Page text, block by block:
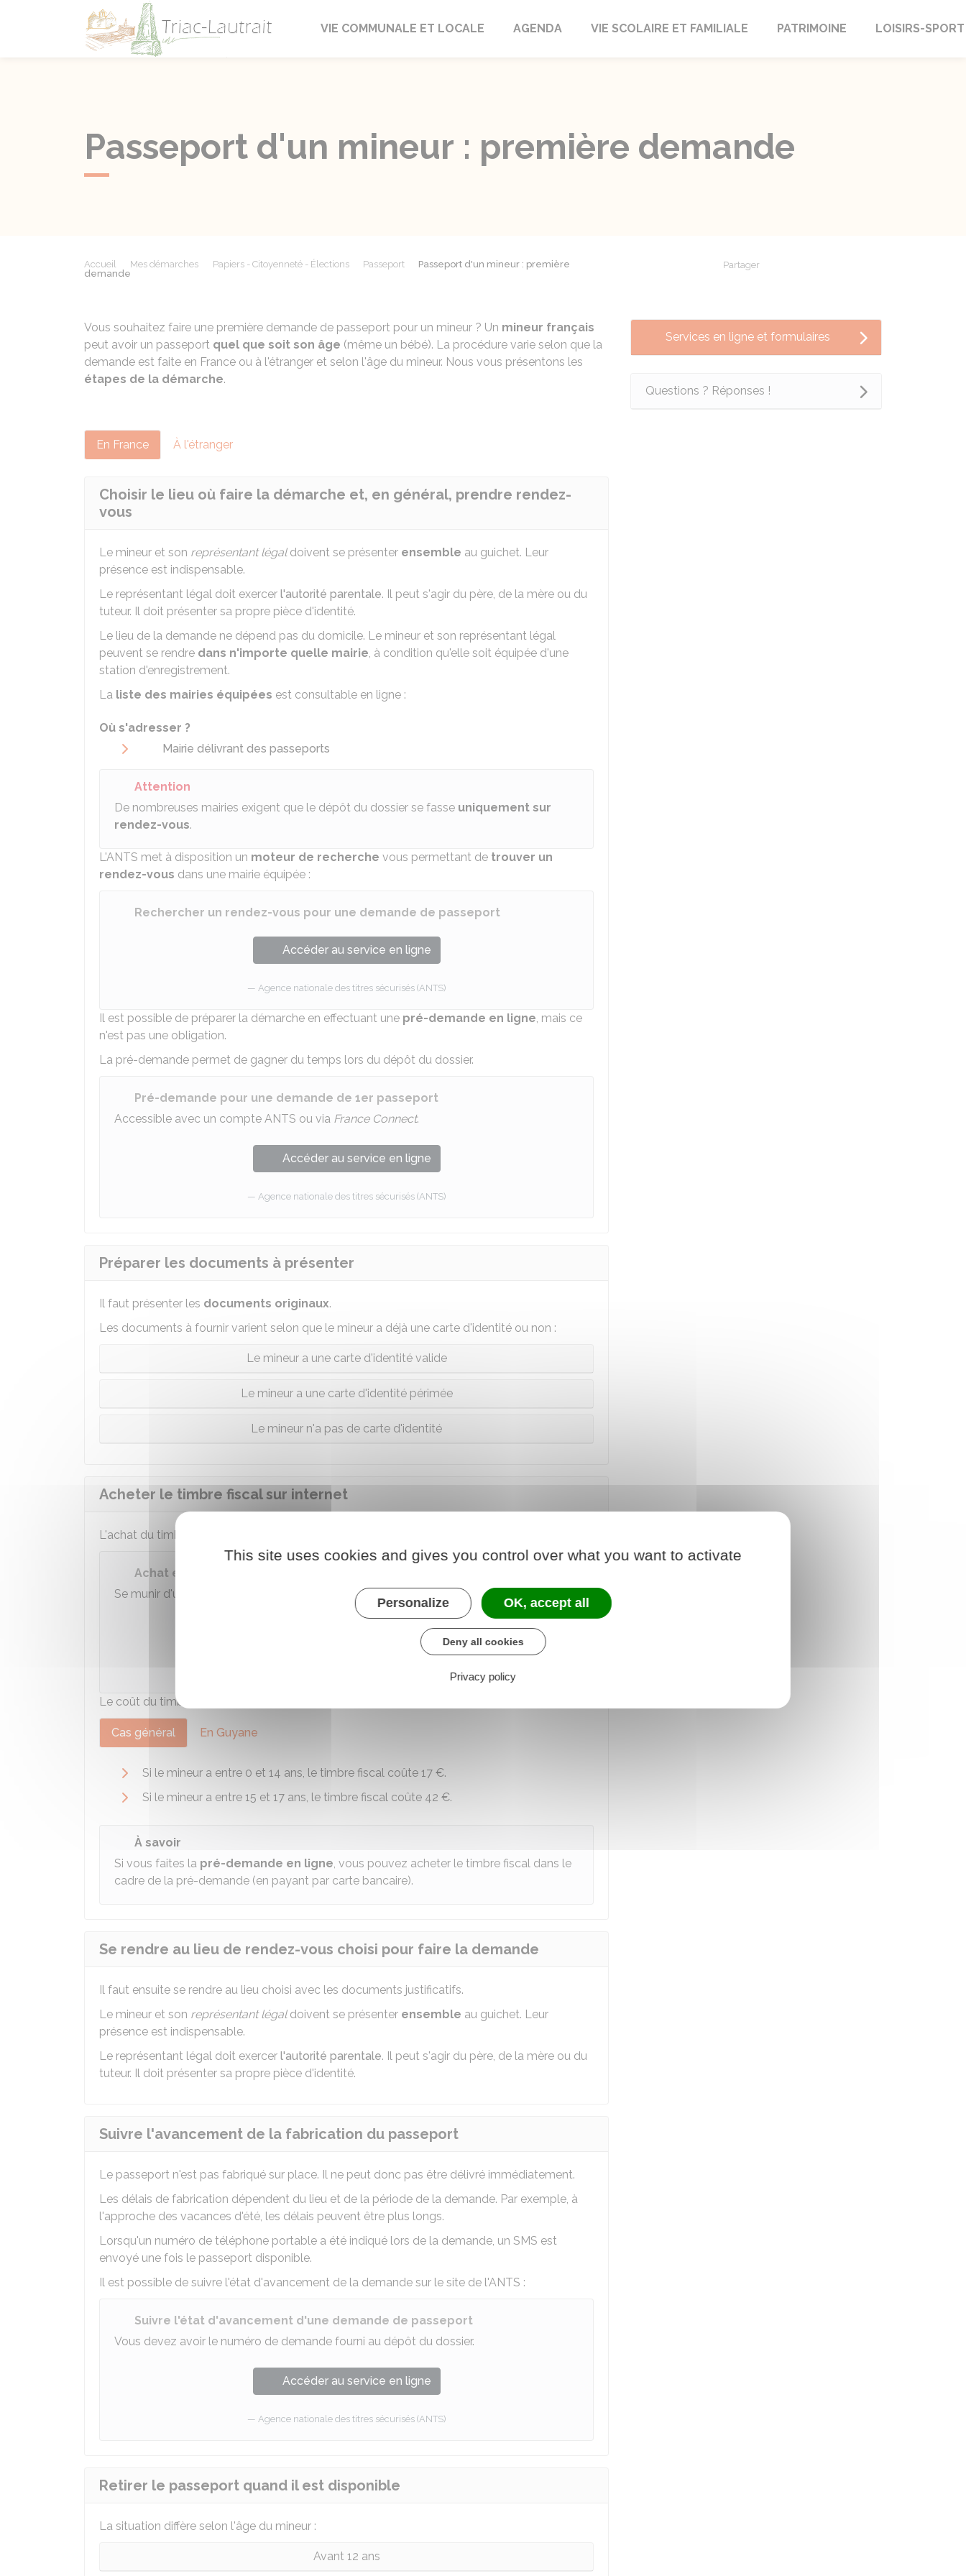
Triac-Lautrait
VIE COMMUNALE ET LOCALE AGENDA VIE SCOLAIRE ET FAMILIALE PATRIMOINE LOISIRS-SPORT
Passeport d'un mineur : première demande
Accueil Mes démarches Papiers - Citoyenneté - Élections Passeport
Passeport d'un mineur : première
demande
Partager
Vous souhaitez faire une première demande de passeport pour un mineur ? Un mineur français
peut avoir un passeport quel que soit son âge (même un bébé). La procédure varie selon que la
demande est faite en France ou à l'étranger et selon l'âge du mineur. Nous vous présentons les
étapes de la démarche.
En France À l'étranger
Choisir le lieu où faire la démarche et, en général, prendre rendez-
vous
Le mineur et son représentant légaldoivent se présenter ensemble au guichet. Leur
présence est indispensable.
Le représentant légal doit exercer l'autorité parentale. Il peut s'agir du père, de la mère ou du
tuteur. Il doit présenter sa propre pièce d'identité.
Le lieu de la demande ne dépend pas du domicile. Le mineur et son représentant légal
peuvent se rendre dans n'importe quelle mairie, à condition qu'elle soit équipée d'une
station d'enregistrement.
La liste des mairies équipées est consultable en ligne :
Où s'adresser ?
Mairie délivrant des passeports
Attention
De nombreuses mairies exigent que le dépôt du dossier se fasse uniquement sur
rendez-vous.
L'ANTS met à disposition un moteur de recherche vous permettant de trouver un
rendez-vous dans une mairie équipée :
Rechercher un rendez-vous pour une demande de passeport
Accéder au service en ligne
Agence nationale des titres sécurisés (ANTS)
Il est possible de préparer la démarche en effectuant une pré-demande en ligne, mais ce
n'est pas une obligation.
La pré-demande permet de gagner du temps lors du dépôt du dossier.
Pré-demande pour une demande de 1er passeport
Accessible avec un compte ANTS ou via France Connect.
Accéder au service en ligne
Agence nationale des titres sécurisés (ANTS)
Préparer les documents à présenter
Il faut présenter les documents originaux.
Les documents à fournir varient selon que le mineur a déjà une carte d'identité ou non :
Le mineur a une carte d'identité valide
Le mineur a une carte d'identité périmée
Le mineur n'a pas de carte d'identité
Acheter le timbre fiscal sur internet
L'achat du timbre fiscal se fait
Achat en ligne du timbre fiscal - Passeport
Se munir d'une carte bancaire.
Accéder au service en ligne
Le coût du timbre varie selon le lieu de résidence et l'âge du mineur :
Cas général En Guyane
Si le mineur a entre 0 et 14 ans, le timbre fiscal coûte 17 €.
Si le mineur a entre 15 et 17 ans, le timbre fiscal coûte 42 €.
À savoir
Si vous faites la pré-demande en ligne, vous pouvez acheter le timbre fiscal dans le
cadre de la pré-demande (en payant par carte bancaire).
Se rendre au lieu de rendez-vous choisi pour faire la demande
Il faut ensuite se rendre au lieu choisi avec les documents justificatifs.
Le mineur et son représentant légaldoivent se présenter ensemble au guichet. Leur
présence est indispensable.
Le représentant légal doit exercer l'autorité parentale. Il peut s'agir du père, de la mère ou du
tuteur. Il doit présenter sa propre pièce d'identité.
Suivre l'avancement de la fabrication du passeport
Le passeport n'est pas fabriqué sur place. Il ne peut donc pas être délivré immédiatement.
Les délais de fabrication dépendent du lieu et de la période de la demande. Par exemple, à
l'approche des vacances d'été, les délais peuvent être plus longs.
Lorsqu'un numéro de téléphone portable a été indiqué lors de la demande, un SMS est
envoyé une fois le passeport disponible.
Il est possible de suivre l'état d'avancement de la demande sur le site de l'ANTS :
Suivre l'état d'avancement d'une demande de passeport
Vous devez avoir le numéro de demande fourni au dépôt du dossier.
Accéder au service en ligne
Agence nationale des titres sécurisés (ANTS)
Retirer le passeport quand il est disponible
La situation diffère selon l'âge du mineur :
Avant 12 ans
Services en ligne et formulaires
Questions ? Réponses !
This site uses cookies and gives you control over what you want to activate
Personalize OK, accept all
Deny all cookies
Privacy policy